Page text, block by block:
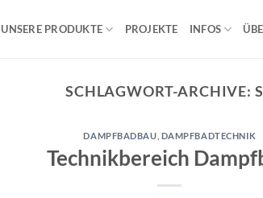
UNSERE PRODUKTE PROJEKTE INFOS
SCHLAGWORT-ARCHIVE:
DAMPFBADBAU DAMPFBADTECHNIK
Technikbereich